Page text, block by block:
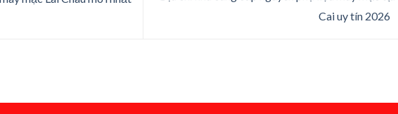
Cai uy tín 2026